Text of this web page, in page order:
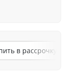
в рассрочку